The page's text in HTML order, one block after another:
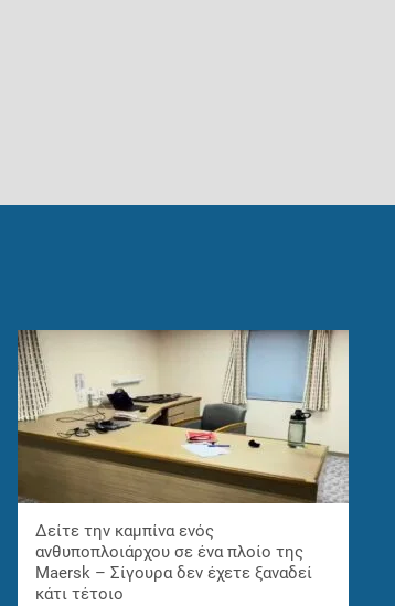
Δείτε την καμπίνα ενός
ανθυποπλοιάρχου σε ένα πλοίο της
Maersk – Σίγουρα δεν έχετε ξαναδεί
κάτι τέτοιο